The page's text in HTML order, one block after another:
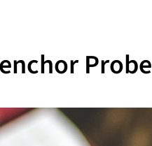
Probe